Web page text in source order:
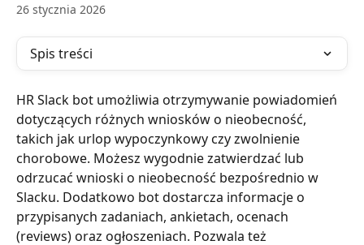
26 stycznia 2026
Spis treści
HR Slack bot umożliwia otrzymywanie powiadomień
dotyczących różnych wniosków o nieobecność,
takich jak urlop wypoczynkowy czy zwolnienie
chorobowe. Możesz wygodnie zatwierdzać lub
odrzucać wnioski o nieobecność bezpośrednio w
Slacku. Dodatkowo bot dostarcza informacje o
przypisanych zadaniach, ankietach, ocenach
(reviews) oraz ogłoszeniach. Pozwala też